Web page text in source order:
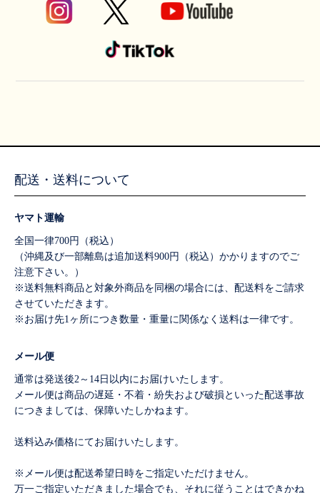
配送・送料について
ヤマト運輸
全国一律700円（税込）
（沖縄及び一部離島は追加送料900円（税込）かかりますのでご
注意下さい。）
※送料無料商品と対象外商品を同梱の場合には、配送料をご請求
させていただきます。
※お届け先1ヶ所につき数量・重量に関係なく送料は一律です。
メール便
通常は発送後2～14日以内にお届けいたします。
メール便は商品の遅延・不着・紛失および破損といった配送事故
につきましては、保障いたしかねます。
送料込み価格にてお届けいたします。
※メール便は配送希望日時をご指定いただけません。
万一ご指定いただきました場合でも、それに従うことはできかね